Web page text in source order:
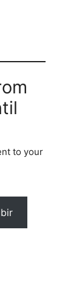
to your